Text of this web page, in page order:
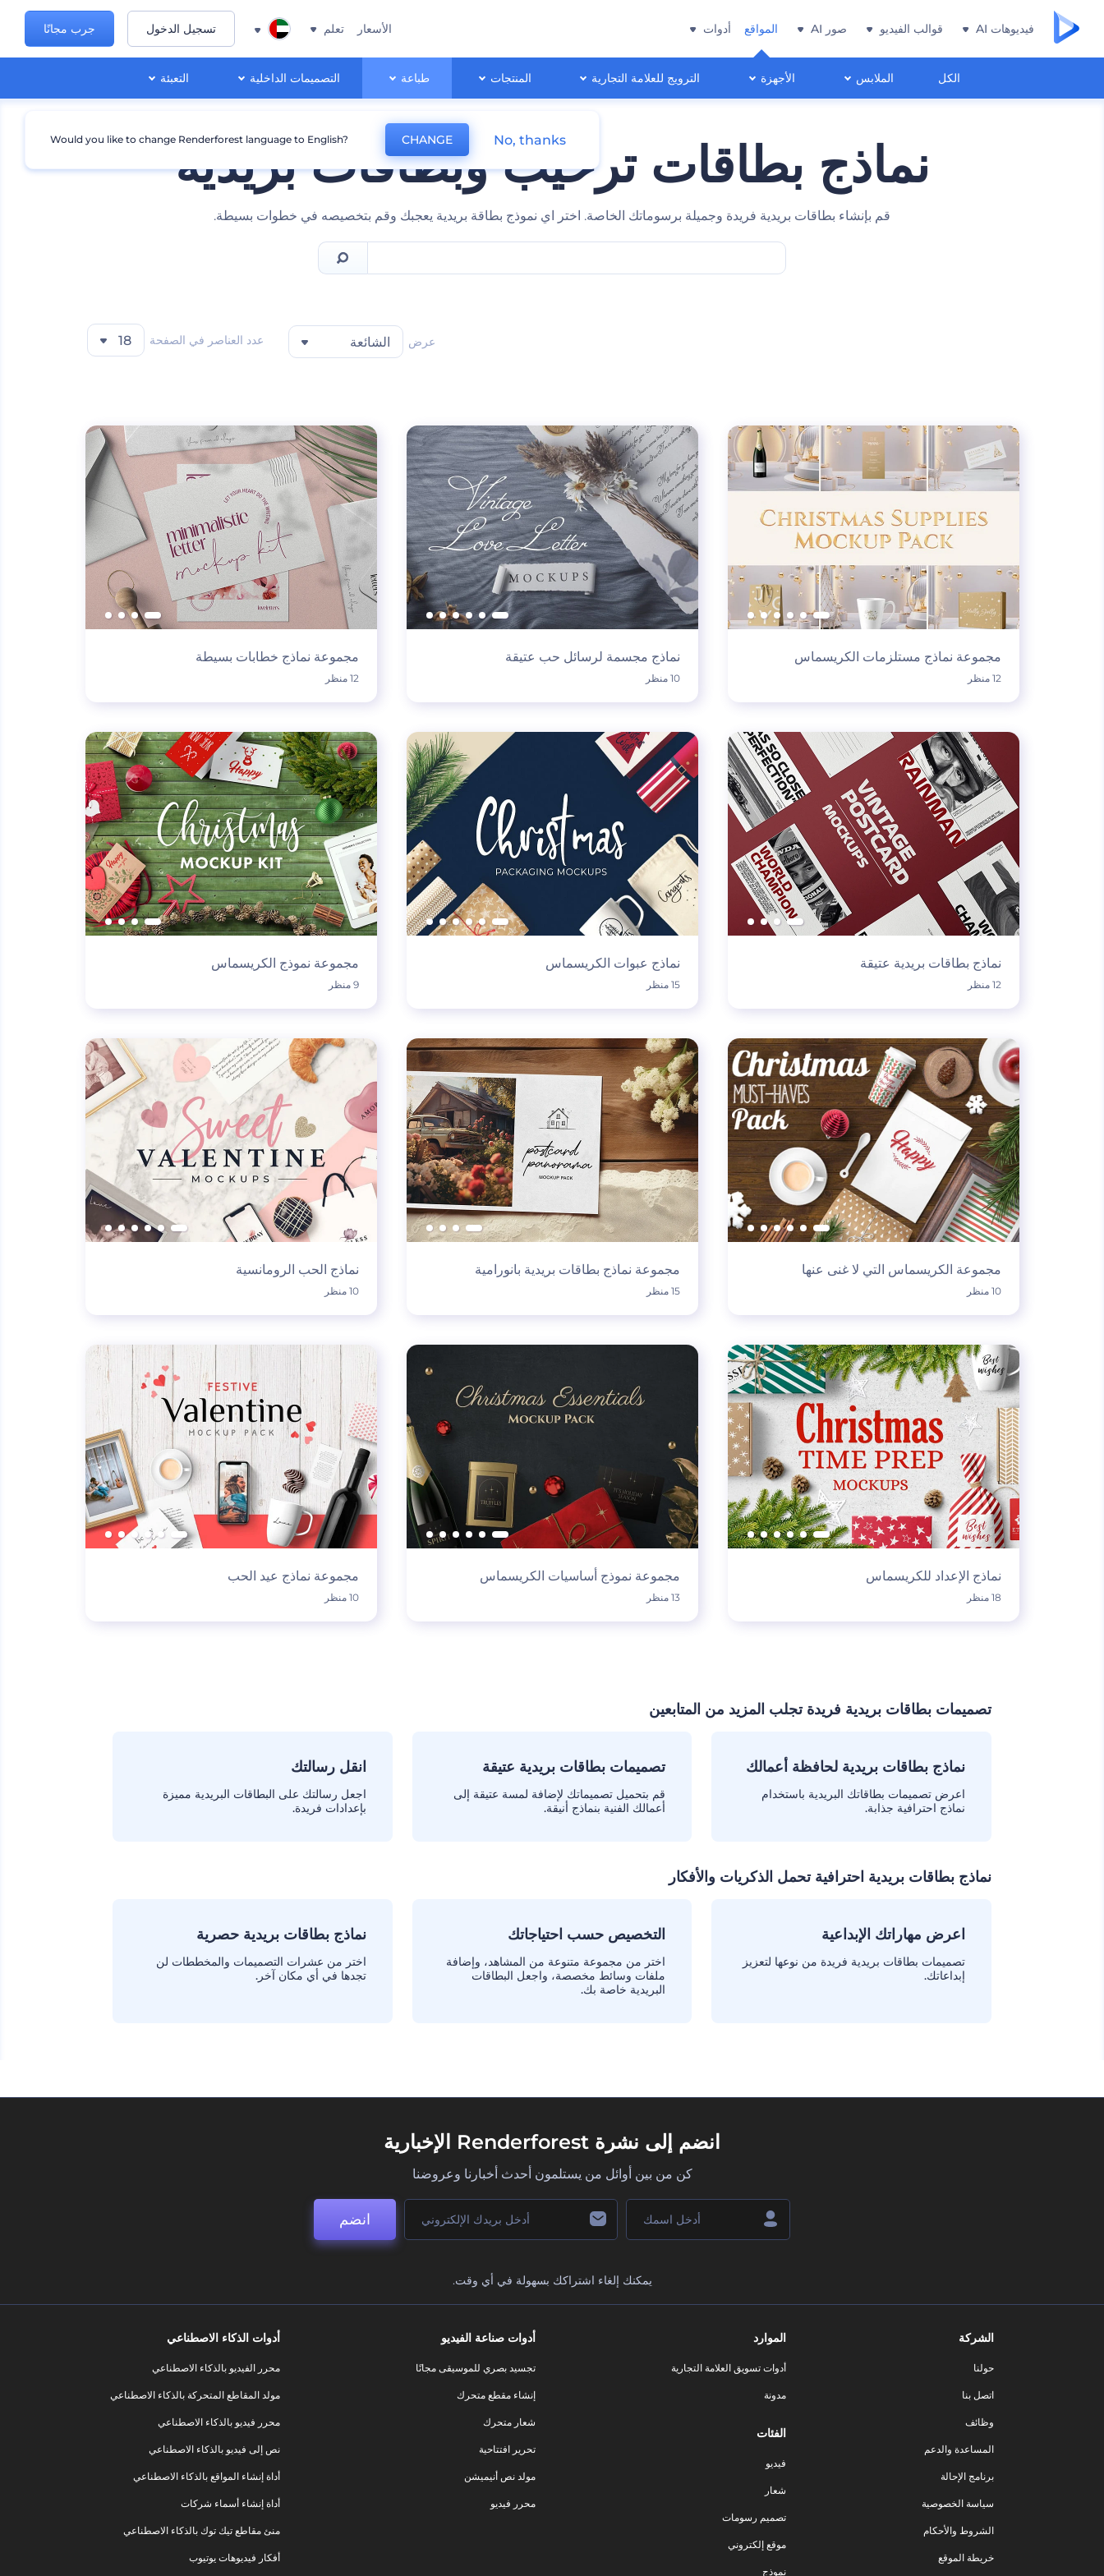
فيديوهات AI قوالب الفيديو صور AI المواقع
الكل الملابس الأجهزة الترويج للعلامة التجارية المنتجات طباعة التصميمات الداخلية التعبئة
أدوات الأسعار تعلم تسجيل الدخول جرب مجانًا
نماذج بطاقات ترحيب وبطاقات بريدية
قم بإنشاء بطاقات بريدية فريدة وجميلة برسوماتك الخاصة. اختر اي نموذج بطاقة بريدية يعجبك وقم بتخصيصه في خطوات بسيطة.
عرض الشائعة عدد العناصر في الصفحة 18
مجموعة نماذج مستلزمات الكريسماس
12 منظر
نماذج مجسمة لرسائل حب عتيقة
10 منظر
مجموعة نماذج خطابات بسيطة
12 منظر
نماذج بطاقات بريدية عتيقة
12 منظر
نماذج عبوات الكريسماس
15 منظر
مجموعة نموذج الكريسماس
9 منظر
مجموعة الكريسماس التي لا غنى عنها
10 منظر
مجموعة نماذج بطاقات بريدية بانورامية
15 منظر
نماذج الحب الرومانسية
10 منظر
نماذج الإعداد للكريسماس
18 منظر
مجموعة نموذج أساسيات الكريسماس
13 منظر
مجموعة نماذج عيد الحب
10 منظر
تصميمات بطاقات بريدية فريدة تجلب المزيد من المتابعين
نماذج بطاقات بريدية لحافظة أعمالك
اعرض تصميمات بطاقاتك البريدية باستخدام
نماذج احترافية جذابة.
تصميمات بطاقات بريدية عتيقة
قم بتحميل تصميماتك لإضافة لمسة عتيقة إلى
أعمالك الفنية بنماذج أنيقة.
انقل رسالتك
اجعل رسالتك على البطاقات البريدية مميزة
بإعدادات فريدة.
نماذج بطاقات بريدية احترافية تحمل الذكريات والأفكار
اعرض مهاراتك الإبداعية
تصميمات بطاقات بريدية فريدة من نوعها لتعزيز
إبداعاتك.
التخصيص حسب احتياجاتك
اختر من مجموعة متنوعة من المشاهد، وإضافة
ملفات وسائط مخصصة، واجعل البطاقات
البريدية خاصة بك.
نماذج بطاقات بريدية حصرية
اختر من عشرات التصميمات والمخططات لن
تجدها في أي مكان آخر.
انضم إلى نشرة Renderforest الإخبارية
كن من بين أوائل من يستلمون أحدث أخبارنا وعروضنا
انضم
يمكنك إلغاء اشتراكك بسهولة في أي وقت.
الشركة
حولنا
اتصل بنا
وظائف
المساعدة والدعم
برنامج الإحالة
سياسة الخصوصية
الشروط والأحكام
خريطة الموقع
الموارد
أدوات تسويق العلامة التجارية
مدونة
الفئات
فيديو
شعار
تصميم رسومات
موقع إلكتروني
نموذج
أدوات صناعة الفيديو
تجسيد بصري للموسيقى مجانًا
إنشاء مقطع متحرك
شعار متحرك
تحرير افتتاحية
مولد نص أنيميشن
محرر فيديو
أدوات الذكاء الاصطناعي
محرر الفيديو بالذكاء الاصطناعي
مولد المقاطع المتحركة بالذكاء الاصطناعي
محرر فيديو بالذكاء الاصطناعي
نص إلى فيديو بالذكاء الاصطناعي
أداة إنشاء المواقع بالذكاء الاصطناعي
أداة إنشاء أسماء شركات
منئ مقاطع تيك توك بالذكاء الاصطناعي
أفكار فيديوهات يوتيوب
Would you like to change Renderforest language to English? CHANGE No, thanks